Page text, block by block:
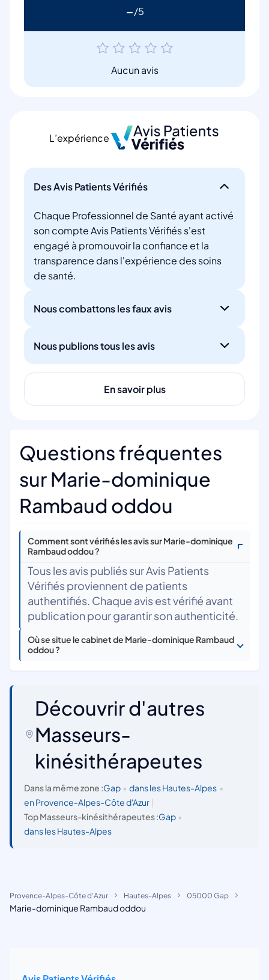
-
Aucun avis
L’expérience
Des Avis Patients Vérifiés
Chaque Professionnel de Santé ayant activé
son compte Avis Patients Vérifiés s'est
engagé à promouvoir la confiance et la
transparence dans l'expérience des soins
de santé.
Nous combattons les faux avis
Nous publions tous les avis
En savoir plus
Questions fréquentes
sur Marie-dominique
Rambaud oddou
Comment sont vérifiés les avis sur Marie-dominique
Rambaud oddou ?
Tous les avis publiés sur Avis Patients
Vérifiés proviennent de patients
authentifiés. Chaque avis est vérifié avant
publication pour garantir son authenticité.
Où se situe le cabinet de Marie-dominique Rambaud
oddou ?
Découvrir d'autres
Masseurs-
kinésithérapeutes
Dans la même zone :Gap • dans les Hautes-Alpes •
en Provence-Alpes-Côte d'Azur
Top Masseurs-kinésithérapeutes :Gap •
dans les Hautes-Alpes
Provence-Alpes-Côte d'Azur Hautes-Alpes 05000 Gap
Marie-dominique Rambaud oddou